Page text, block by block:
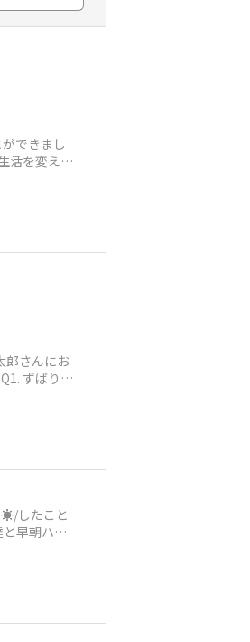
できまし
活を変えて
郎さんにお
ずばり、
☀️/したこと
早朝ハイ